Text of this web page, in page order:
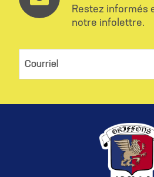
Restez informés
notre infolettre.
Courriel